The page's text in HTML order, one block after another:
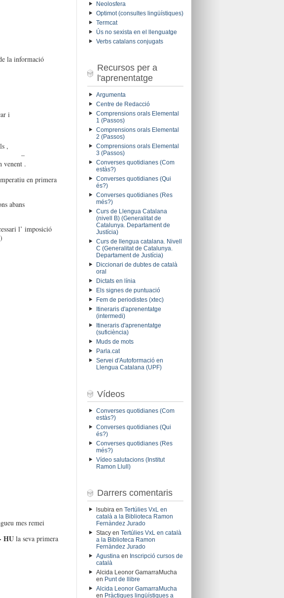
la informació
i
,
.
en primera
abans
l’ imposició
mes remei
HU la seva primera
Neolosfera
Optimot (consultes lingüístiques)
Termcat
Ús no sexista en el llenguatge
Verbs catalans conjugats
Recursos per a
l'aprenentatge
Argumenta
Centre de Redacció
Comprensions orals Elemental
1 (Passos)
Comprensions orals Elemental
2 (Passos)
Comprensions orals Elemental
3 (Passos)
Converses quotidianes (Com
estàs?)
Converses quotidianes (Qui
és?)
Converses quotidianes (Res
més?)
Curs de Llengua Catalana
(nivell B) (Generalitat de
Catalunya. Departament de
Justícia)
Curs de llengua catalana. Nivell
C (Generalitat de Catalunya.
Departament de Justícia)
Diccionari de dubtes de català
oral
Dictats en línia
Els signes de puntuació
Fem de periodistes (xtec)
Itineraris d'aprenentatge
(intermedi)
Itineraris d'aprenentatge
(suficiència)
Muds de mots
Parla.cat
Servei d'Autoformació en
Llengua Catalana (UPF)
Vídeos
Converses quotidianes (Com
estàs?)
Converses quotidianes (Qui
és?)
Converses quotidianes (Res
més?)
Vídeo salutacions (Institut
Ramon Llull)
Darrers comentaris
lsubiraen Tertúlies VxL en
català a la Biblioteca Ramon
Fernàndez Jurado
Stacyen Tertúlies VxL en català
a la Biblioteca Ramon
Fernàndez Jurado
Agustinaen Inscripció cursos de
català
Alcida Leonor GamarraMucha
en Punt de llibre
Alcida Leonor GamarraMucha
en Pràctiques lingüístiques a